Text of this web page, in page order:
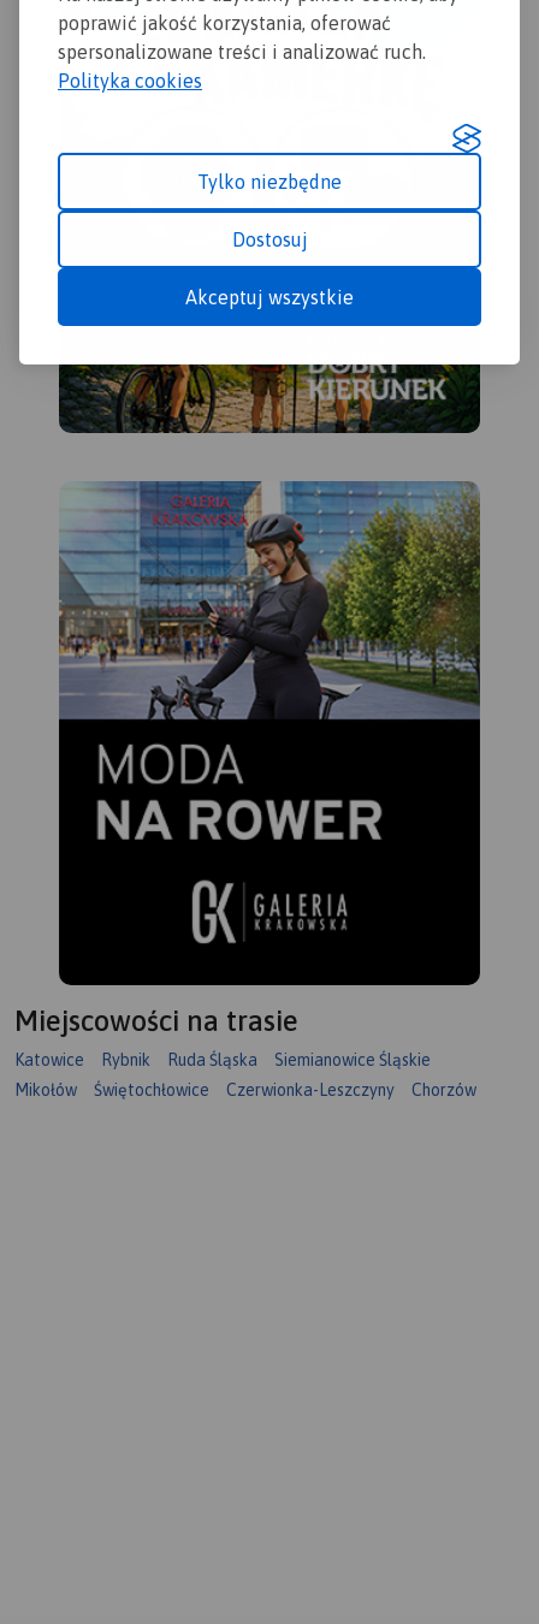
poprawić jakość korzystania, oferować
spersonalizowane treści i analizować ruch.
Polityka cookies
Tylko niezbędne
Dostosuj
Akceptuj wszystkie
miejscowości godne
zwiedzania i miejsca
szczególnie interesujące
Miejscowości na trasie
Katowice Rybnik Ruda Śląska
Siemianowice Śląskie
Mikołów
Świętochłowice Czerwionka-Leszczyny Chorzów